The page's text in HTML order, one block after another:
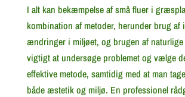
I alt kan bekæmpelse af små fluer i
kombination af metoder, herunder brug af
ændringer i miljøet, og brugen af naturlige
vigtigt at undersøge problemet og vælge
effektive metode, samtidig med at man
både æstetik og miljø. En professionel